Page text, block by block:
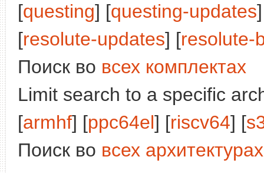
[questing] [questing-updates
[resolute-updates] [resolute-
Поиск во всех комплектах
Limit search to a specific
[armhf] [ppc64el] [riscv64] [
Поиск во всех архитектурах